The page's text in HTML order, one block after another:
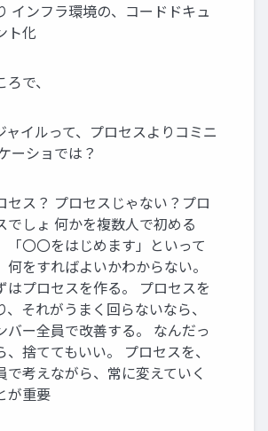
インフラ環境の、コードドキュ
ト化
ろで、
ャイルって、プロセスよりコミニ
ーショでは？
セス？ プロセスじゃない？プロ
でしょ 何かを複数⼈で初める
「〇〇をはじめます」といって
何をすればよいかわからない。
はプロセスを作る。 プロセスを
、それがうまく回らないなら、
バー全員で改善する。 なんだっ
、捨ててもいい。 プロセスを、
で考えながら、常に変えていく
が重要